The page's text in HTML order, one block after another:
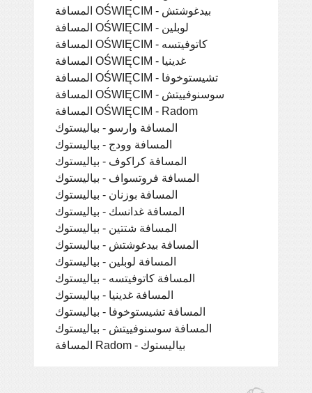
المسافة OŚWIĘCIM - بيدغوشتش
المسافة OŚWIĘCIM - لوبلين
المسافة OŚWIĘCIM - كاتوفيتسه
المسافة OŚWIĘCIM - غدينيا
المسافة OŚWIĘCIM - تشيستوخوفا
المسافة OŚWIĘCIM - سوسنوفييتش
المسافة OŚWIĘCIM - Radom
المسافة وارسو - بياليستوك
المسافة وودج - بياليستوك
المسافة كراكوف - بياليستوك
المسافة فروتسواف - بياليستوك
المسافة بوزنان - بياليستوك
المسافة غدانسك - بياليستوك
المسافة شتتين - بياليستوك
المسافة بيدغوشتش - بياليستوك
المسافة لوبلين - بياليستوك
المسافة كاتوفيتسه - بياليستوك
المسافة غدينيا - بياليستوك
المسافة تشيستوخوفا - بياليستوك
المسافة سوسنوفييتش - بياليستوك
المسافة Radom - بياليستوك